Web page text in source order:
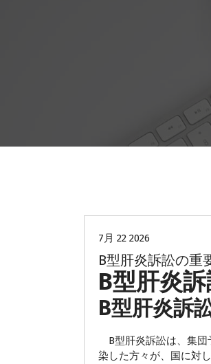
7月 22 2026
B型肝炎訴訟の重
B型肝炎
B型肝炎訴
B型肝炎訴訟は、集団
染した方々が、国に対